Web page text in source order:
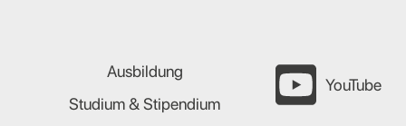
Ausbildung
Studium & Stipendium
YouTube